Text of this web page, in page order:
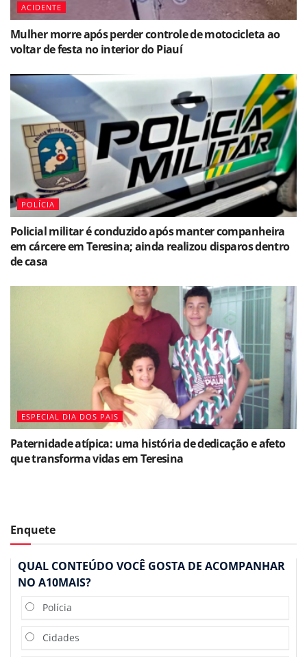
ACIDENTE
Mulher morre após perder controle de motocicleta ao
voltar de festa no interior do Piauí
POLÍCIA
Policial militar é conduzido após manter companheira
em cárcere em Teresina; ainda realizou disparos dentro
de casa
ESPECIAL DIA DOS PAIS
Paternidade atípica: uma história de dedicação e afeto
que transforma vidas em Teresina
Enquete
QUAL CONTEÚDO VOCÊ GOSTA DE ACOMPANHAR
NO A10MAIS?
Polícia
Cidades